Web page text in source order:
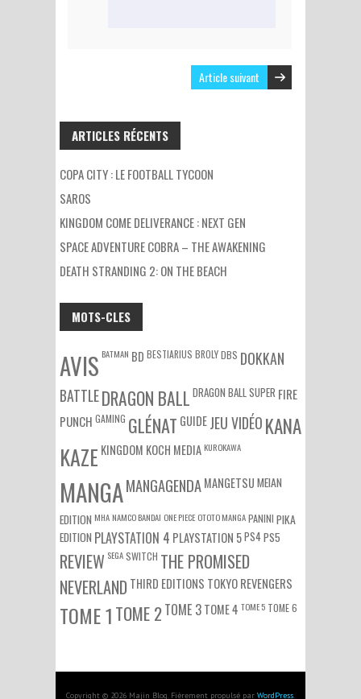
Article suivant
ARTICLES RÉCENTS
COPA CITY : LE FOOTBALL TYCOON
SAROS
KINGDOM COME DELIVERANCE : NEXT GEN
SPACE ADVENTURE COBRA – THE AWAKENING
DEATH STRANDING 2: ON THE BEACH
MOTS-CLES
AVIS BATMAN BD BESTIARIUS BROLYDBS DOKKAN
BATTLEDRAGON BALL DRAGON BALL SUPER FIRE
PUNCH GAMING GLÉNAT GUIDEJEU VIDÉOKANA
KAZE KINGDOM KOCH MEDIA KUROKAWA
MANGAMANGAGENDAMANGETSUMEIAN
EDITION MHA NAMCO BANDAI ONE PIECE OTOTO MANGAPANINI PIKA
EDITION PLAYSTATION 4 PLAYSTATION 5PS4PS5
REVIEW SEGASWITCH THE PROMISED
NEVERLAND THIRD EDITIONS TOKYO REVENGERS
TOME 1TOME 2TOME 3TOME 4 TOME 5 TOME 6
Copyright © 2026 Majin Blog. Fièrement propulsé par WordPress